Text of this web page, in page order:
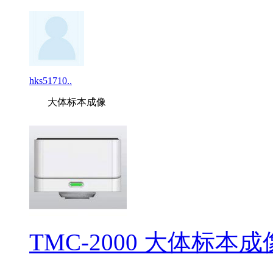
hks51710..
大体标本成像
TMC-2000 大体标本成